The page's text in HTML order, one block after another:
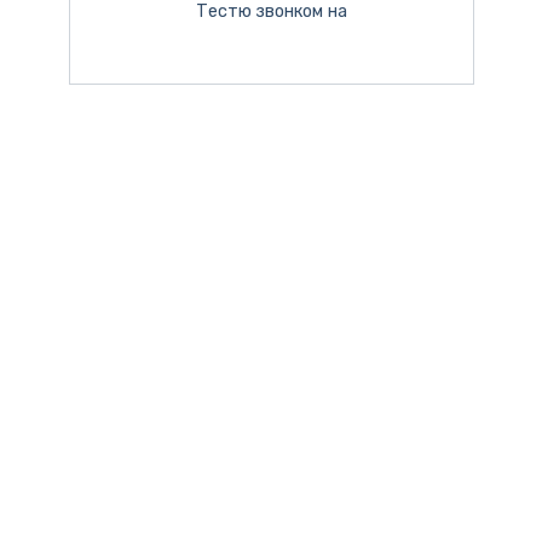
Тестю звонком на